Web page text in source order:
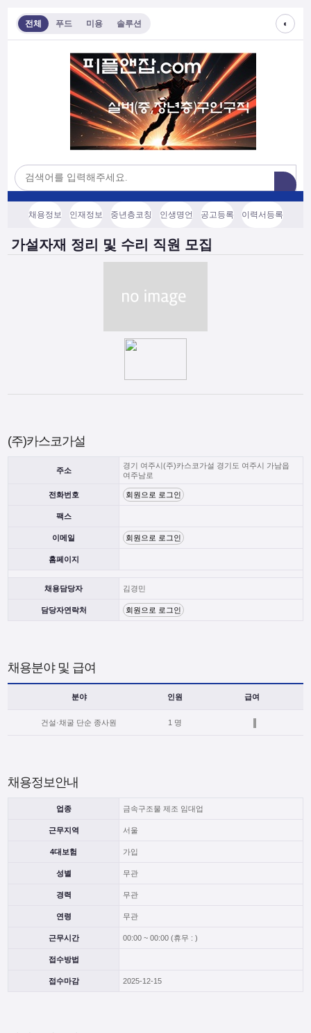
전체 푸드 미용 솔루션 ◐
채용정보 인재정보 중년층코칭 인생명언 공고등록 이력서등록
가설자재 정리 및 수리 직원 모집
(주)카스코가설
주소
경기 여주시(주)카스코가설 경기도 여주시 가남읍
여주남로
전화번호 회원으로 로그인
팩스
이메일 회원으로 로그인
홈페이지
채용담당자 김경민
담당자연락처 회원으로 로그인
채용분야 및 급여
분야 인원 급여
건설·채굴 단순 종사원 1 명
채용정보안내
업종 금속구조물 제조 임대업
근무지역 서울
4대보험 가입
성별 무관
경력 무관
연령 무관
근무시간 00:00 ~ 00:00 (휴무 : )
접수방법
접수마감 2025-12-15